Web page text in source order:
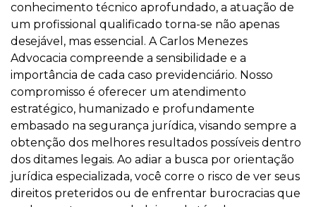
conhecimento técnico aprofundado, a atuação de
um profissional qualificado torna-se não apenas
desejável, mas essencial. A Carlos Menezes
Advocacia compreende a sensibilidade e a
importância de cada caso previdenciário. Nosso
compromisso é oferecer um atendimento
estratégico, humanizado e profundamente
embasado na segurança jurídica, visando sempre a
obtenção dos melhores resultados possíveis dentro
dos ditames legais. Ao adiar a busca por orientação
jurídica especializada, você corre o risco de ver seus
direitos preteridos ou de enfrentar burocracias que